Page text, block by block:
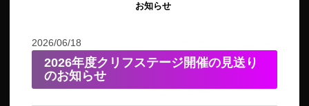
お知らせ
2026/06/18
2026年度クリフステージ開催の見送り
のお知らせ